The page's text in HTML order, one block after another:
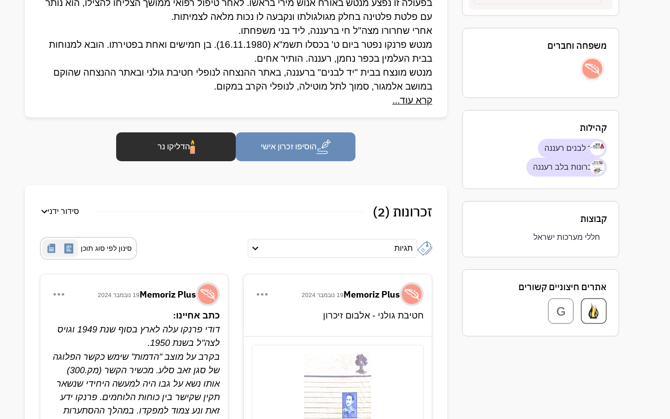
משפחה וחברים
קהילות
יד לבנים רעננה
זכרונות בלב רעננה
קבוצות
חללי מערכות ישראל
אתרים חיצוניים קשורים
G
עם פלטת פלטינה בחלק מגולגולתו ונקבעה לו נכות מלאה לצמיתות.
אחרי שחרורו מצה"ל חי ברעננה, ליד בני משפחתו.
בבית העלמין בכפר נחמן, רעננה. הותיר אחים.
במושב אלמגור, סמוך לתל מוטילה, לנופלי הקרב במקום.
קרא עוד...
הוסיפו זכרון אישי הדליקו נר
זכרונות (2) סידור ידני
תגיות סינון לפי סוג תוכן
Memoriz Plus19 נובמבר 2024
חטיבת גולני - אלבום זיכרון
Memoriz Plus19 נובמבר 2024
כתב אחיינו:
דודי פרנקו עלה לארץ בסוף שנת 1949 וגויס
לצה"ל בשנת 1950.
בקרב על מוצב ''הדמות'' שימש כקשר הפלוגה
של סגן זאב סלע. מכשיר הקשר (מק.300)
אותו נשא על גבו היה למעשה היחידי שנשאר
תקין שקישר בין כוחות הלוחמים. פרנקו ידע
זאת ונע צמוד למפקדו. במהלך ההסתערות